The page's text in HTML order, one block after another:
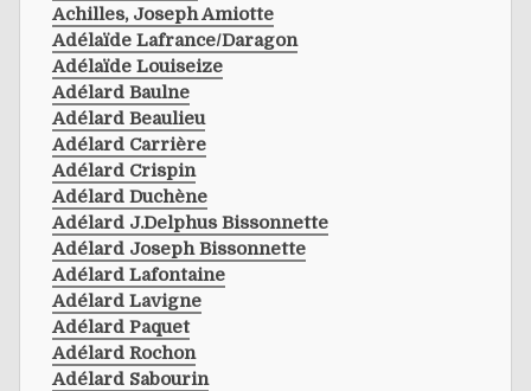
Achilles, Joseph Amiotte
Adélaïde Lafrance/daragon
Adélaïde Louiseize
Adélard Baulne
Adélard Beaulieu
Adélard Carrière
Adélard Crispin
Adélard Duchène
Adélard J.delphus Bissonnette
Adélard Joseph Bissonnette
Adélard Lafontaine
Adélard Lavigne
Adélard Paquet
Adélard Rochon
Adélard Sabourin